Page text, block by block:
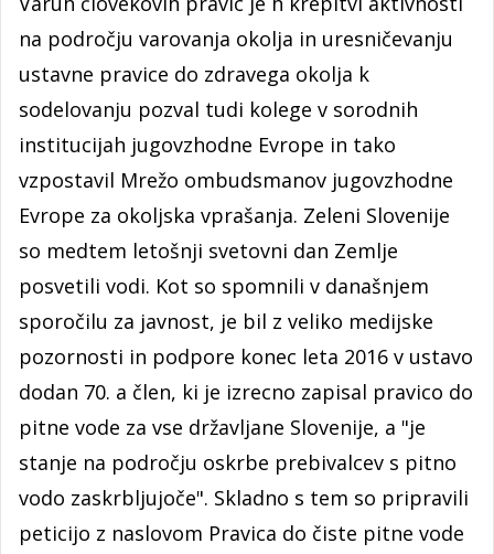
na področju varovanja okolja in uresničevanju
ustavne pravice do zdravega okolja k
sodelovanju pozval tudi kolege v sorodnih
institucijah jugovzhodne Evrope in tako
vzpostavil Mrežo ombudsmanov jugovzhodne
Evrope za okoljska vprašanja. Zeleni Slovenije
so medtem letošnji svetovni dan Zemlje
posvetili vodi. Kot so spomnili v današnjem
sporočilu za javnost, je bil z veliko medijske
pozornosti in podpore konec leta 2016 v ustavo
dodan 70. a člen, ki je izrecno zapisal pravico do
pitne vode za vse državljane Slovenije, a "je
stanje na področju oskrbe prebivalcev s pitno
vodo zaskrbljujoče". Skladno s tem so pripravili
peticijo z naslovom Pravica do čiste pitne vode